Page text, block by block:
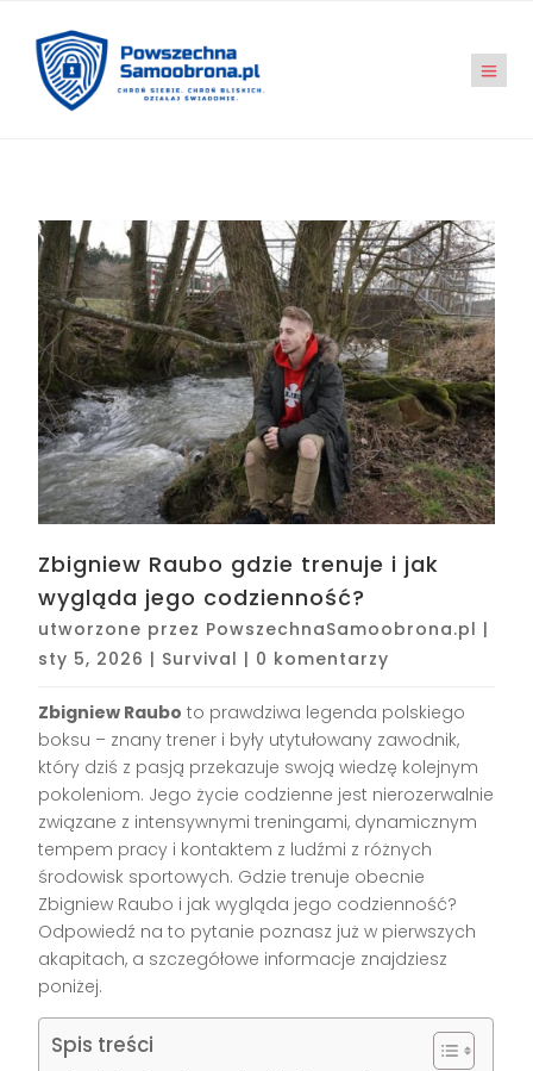
Zbigniew Raubo gdzie trenuje i jak
wygląda jego codzienność?
utworzone przez PowszechnaSamoobrona.pl |
sty 5, 2026 | Survival | 0 komentarzy
Zbigniew Raubo to prawdziwa legenda polskiego
boksu – znany trener i były utytułowany zawodnik,
który dziś z pasją przekazuje swoją wiedzę kolejnym
pokoleniom. Jego życie codzienne jest nierozerwalnie
związane z intensywnymi treningami, dynamicznym
tempem pracy i kontaktem z ludźmi z różnych
środowisk sportowych. Gdzie trenuje obecnie
Zbigniew Raubo i jak wygląda jego codzienność?
Odpowiedź na to pytanie poznasz już w pierwszych
akapitach, a szczegółowe informacje znajdziesz
poniżej.
Spis treści